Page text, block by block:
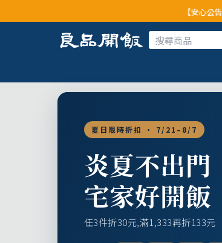
【安心公告】經查證，本公
夏日限時折扣 · 7/21–8/7
炎夏不出門
宅家好開飯
任3件折30元,滿1,333再折133元